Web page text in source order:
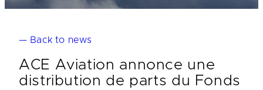
— Back to news
ACE Aviation annonce une
distribution de parts du Fonds